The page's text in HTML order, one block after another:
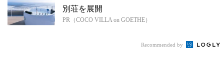
別荘を展開
PR（COCO VILLA on GOETHE）
Recommended by